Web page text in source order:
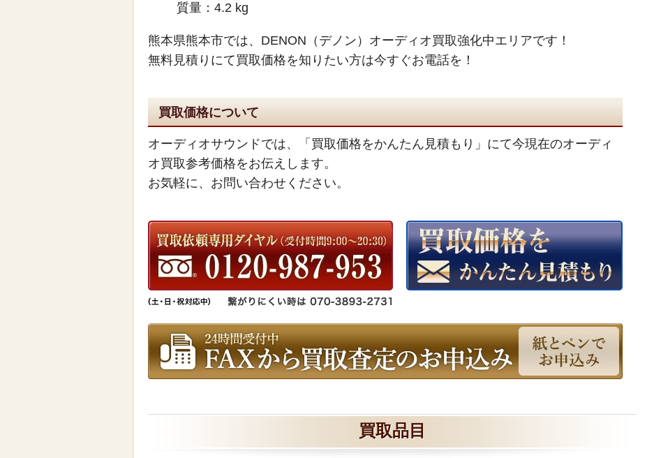
質量：4.2 kg
熊本県熊本市では、DENON（デノン）オーディオ買取強化中エリアです！
無料見積りにて買取価格を知りたい方は今すぐお電話を！
買取価格について
オーディオサウンドでは、「買取価格をかんたん見積もり」にて今現在のオーディ
オ買取参考価格をお伝えします。
お気軽に、お問い合わせください。
買取品目